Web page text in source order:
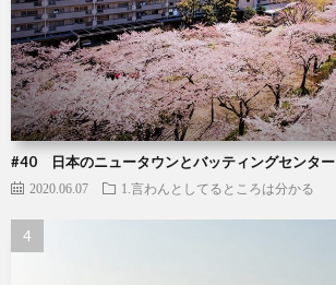
#40 日本のニュータウンとバッティングセンター
2020.06.07 1.言わんとしてるところは分かる